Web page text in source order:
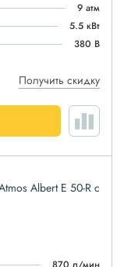
9 атм
5.5 кВт
380 В
Получить скидку
Albert E 50-R с